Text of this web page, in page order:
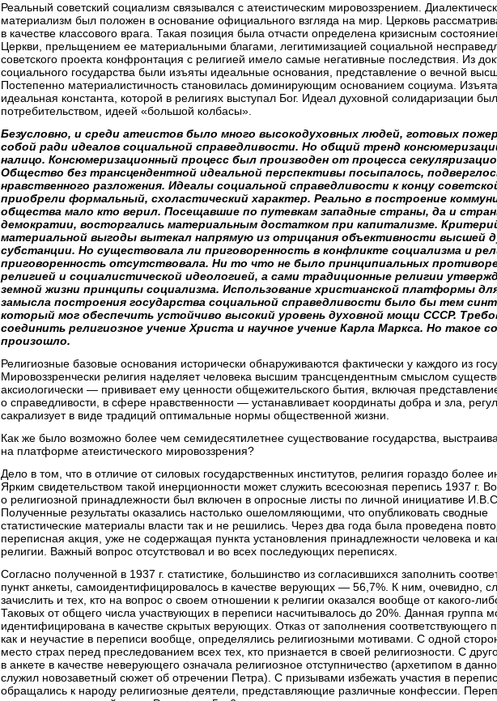
Реальный советский социализм связывался с атеистическим мировоззрением.
материализм был положен в основание официального взгляда на мир. Церковь
в качестве классового врага. Такая позиция была отчасти определена кризисным
Церкви, прельщением ее материальными благами, легитимизацией социальной
советского проекта конфронтация с религией имело самые негативные последствия. Из
социального государства были изъяты идеальные основания, представление о вечной
Постепенно материалистичность становилась доминирующим основанием социума.
идеальная константа, которой в религиях выступал Бог. Идеал духовной солидаризации
потребительством, идеей «большой колбасы».
Безусловно, и среди атеистов было много высокодуховных людей, готовых
собой ради идеалов социальной справедливости. Но общий тренд
налицо. Консюмеризационный процесс был производен от процесса
Общество без трансцендентной идеальной перспективы посыпалось,
нравственного разложения. Идеалы социальной справедливости к концу
приобрели формальный, схоластический характер. Реально в построение
общества мало кто верил. Посещавшие по путевкам западные страны, да и
демократии, восторгались материальным достатком при капитализме.
материальной выгоды вытекал напрямую из отрицания объективности высшей
субстанции. Но существовала ли приговоренность в конфликте социализма и
приговоренность отсутствовала. Ни то что не было принципиальных
религией и социалистической идеологией, а сами традиционные религии
земной жизни принципы социализма. Использование христианской платформы
замысла построения государства социальной справедливости было бы тем
который мог обеспечить устойчиво высокий уровень духовной мощи СССР.
соединить религиозное учение Христа и научное учение Карла Маркса. Но такое
произошло.
Религиозные базовые основания исторически обнаруживаются фактически у каждого из
Мировоззренчески религия наделяет человека высшим трансцендентным смыслом
аксиологически — прививает ему ценности общежительского бытия, включая
о справедливости, в сфере нравственности — устанавливает координаты добра и зла,
сакрализует в виде традиций оптимальные нормы общественной жизни.
Как же было возможно более чем семидесятилетнее существование государства,
на платформе атеистического мировоззрения?
Дело в том, что в отличие от силовых государственных институтов, религия гораздо более
Ярким свидетельством такой инерционности может служить всесоюзная перепись 1937 г.
о религиозной принадлежности был включен в опросные листы по личной инициативе
Полученные результаты оказались настолько ошеломляющими, что опубликовать сводные
статистические материалы власти так и не решились. Через два года была проведена
переписная акция, уже не содержащая пункта установления принадлежности человека и
религии. Важный вопрос отсутствовал и во всех последующих переписях.
Согласно полученной в 1937 г. статистике, большинство из согласившихся заполнить
пункт анкеты, самоидентифицировалось в качестве верующих — 56,7%. К ним, очевидно,
зачислить и тех, кто на вопрос о своем отношении к религии оказался вообще от какого-
Таковых от общего числа участвующих в переписи насчитывалось до 20%. Данная группа
идентифицирована в качестве скрытых верующих. Отказ от заполнения соответствующего
как и неучастие в переписи вообще, определялись религиозными мотивами. С одной
место страх перед преследованием всех тех, кто признается в своей религиозности. С
в анкете в качестве неверующего означала религиозное отступничество (архетипом в
служил новозаветный сюжет об отречении Петра). С призывами избежать участия в
обращались к народу религиозные деятели, представляющие различные конфессии.